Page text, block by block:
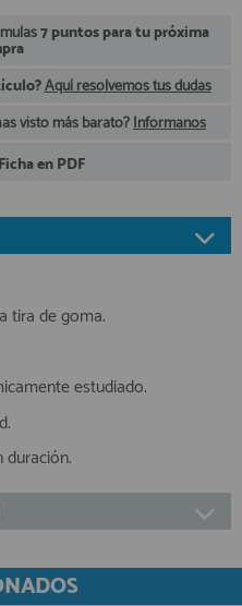
7 puntos para tu próxima
Aquí resolvemos tus dudas
visto más barato?Infórmanos
Ficha en PDF
tira de goma.
estudiado.
duración.